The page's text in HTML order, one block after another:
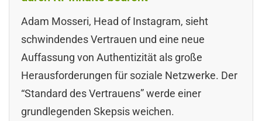
Adam Mosseri, Head of Instagram, sieht
schwindendes Vertrauen und eine neue
Auffassung von Authentizität als große
Herausforderungen für soziale Netzwerke. Der
“Standard des Vertrauens” werde einer
grundlegenden Skepsis weichen.